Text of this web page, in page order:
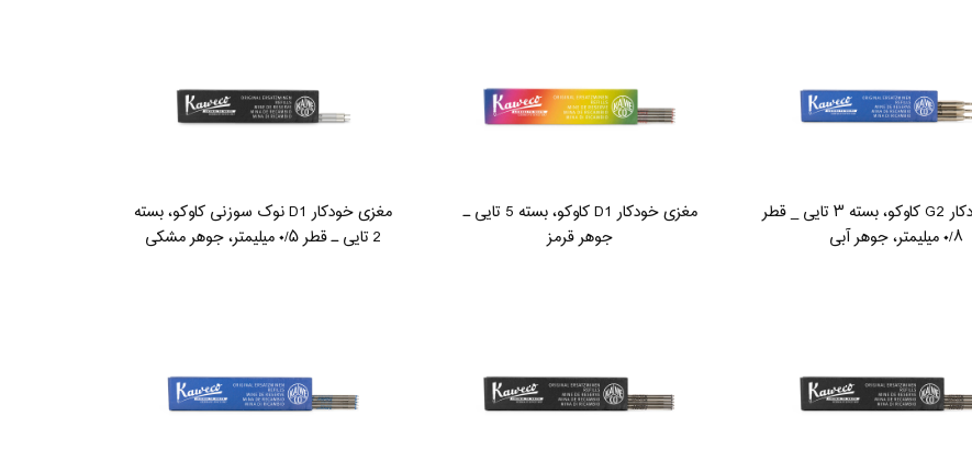
مغزی خودکار G2 کاوکو، بسته ۳ تایی _ قطر
۰/۸ میلیمتر، جوهر آبی
مغزی خودکار D1 کاوکو، بسته 5 تایی ـ
جوهر قرمز
مغزی خودکار D1 نوک سوزنی کاوکو، بسته
2 تایی ـ قطر ۰/۵ میلیمتر، جوهر مشکی